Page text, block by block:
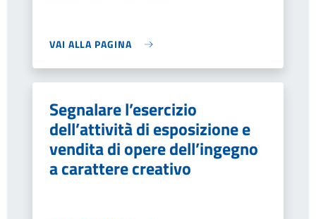
VAI ALLA PAGINA
Segnalare l’esercizio
dell’attività di esposizione e
vendita di opere dell’ingegno
a carattere creativo